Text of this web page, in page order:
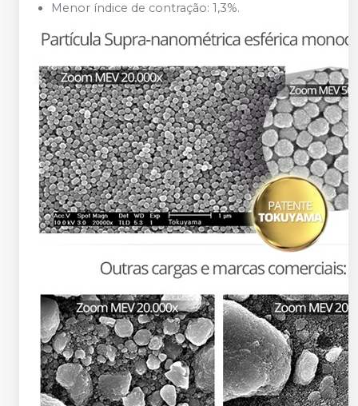
Menor índice de contração: 1,3%.